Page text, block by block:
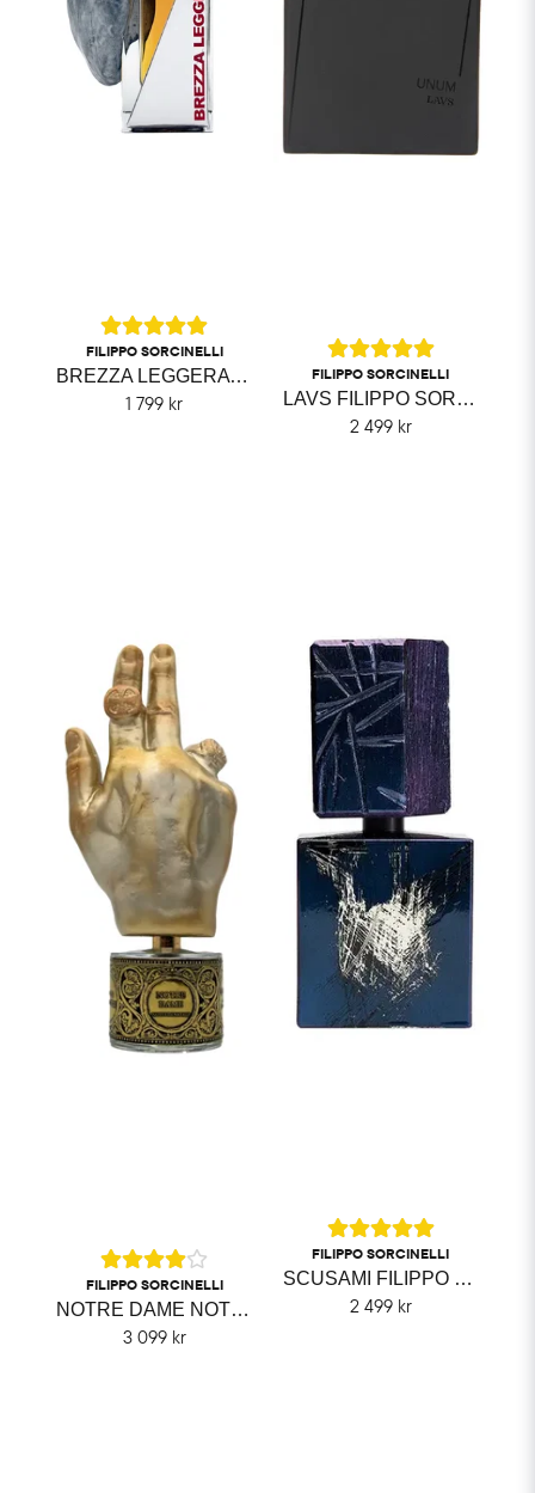
FILIPPO SORCINELLI
BREZZA LEGGERA FILIPPO SORCINELLI
1 799 kr
FILIPPO SORCINELLI
LAVS FILIPPO SORCINELLI
2 499 kr
FILIPPO SORCINELLI
NOTRE DAME NOTTE DI NATALE FILIPPO SORCINELLI
3 099 kr
FILIPPO SORCINELLI
SCUSAMI FILIPPO SORCINELLI
2 499 kr